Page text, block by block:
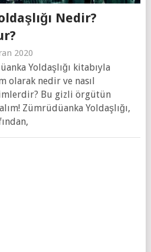
Nedir?
2020
Yoldaşlığı kitabıyla
olarak nedir ve nasıl
Bu gizli örgütün
Zümrüdüanka Yoldaşlığı,